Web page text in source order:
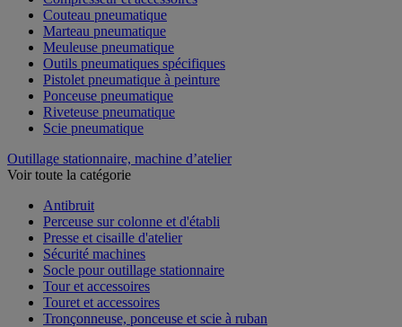
Couteau pneumatique
Marteau pneumatique
Meuleuse pneumatique
Outils pneumatiques spécifiques
Pistolet pneumatique à peinture
Ponceuse pneumatique
Riveteuse pneumatique
Scie pneumatique
Outillage stationnaire, machine d’atelier
Voir toute la catégorie
Antibruit
Perceuse sur colonne et d'établi
Presse et cisaille d'atelier
Sécurité machines
Socle pour outillage stationnaire
Tour et accessoires
Touret et accessoires
Tronçonneuse, ponceuse et scie à ruban